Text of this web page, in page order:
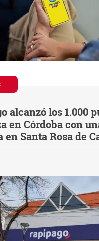
alcanzó los 1.000
en Córdoba con
en Santa Rosa de